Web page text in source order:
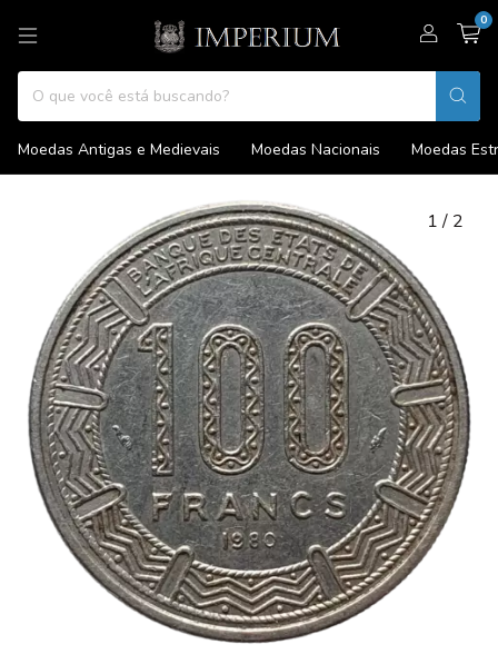
0
Moedas Antigas e Medievais Moedas Nacionais Moedas
1/ 2